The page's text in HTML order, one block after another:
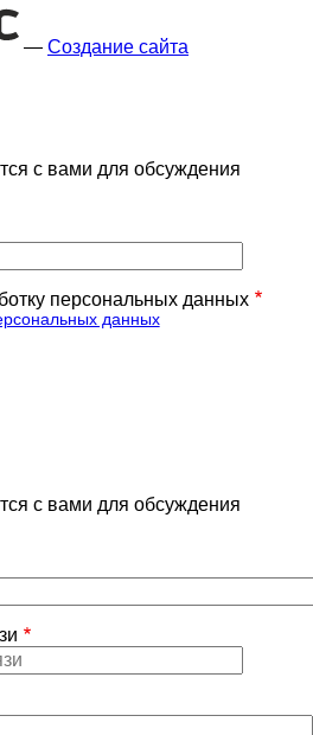
— Создание сайта
с вами для обсуждения
персональных данных
данных
с вами для обсуждения